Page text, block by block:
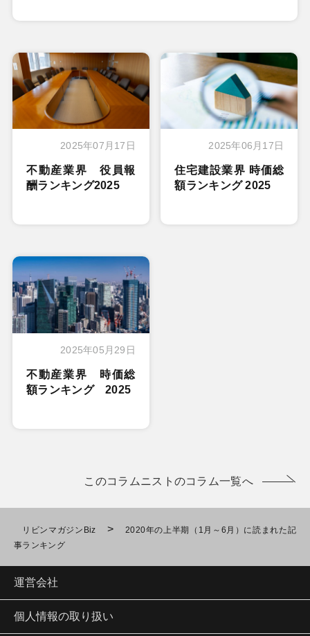
2025年07月17日
不動産業界 役員報
酬ランキング2025
2025年06月17日
住宅建設業界 時価総
額ランキング 2025
2025年05月29日
不動産業界 時価総
額ランキング 2025
このコラムニストのコラム一覧へ
リビンマガジンBiz >
2020年の上半期（1月～6月）に読まれた記
事ランキング
運営会社
個人情報の取り扱い